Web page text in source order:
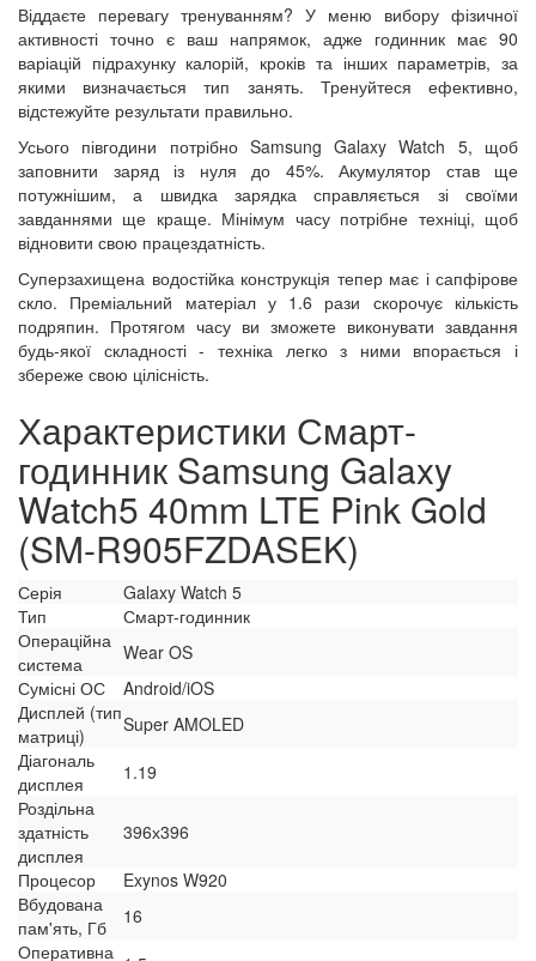
Віддаєте перевагу тренуванням? У меню вибору фізичної
активності точно є ваш напрямок, адже годинник має 90
варіацій підрахунку калорій, кроків та інших параметрів, за
якими визначається тип занять. Тренуйтеся ефективно,
відстежуйте результати правильно.
Усього півгодини потрібно Samsung Galaxy Watch 5, щоб
заповнити заряд із нуля до 45%. Акумулятор став ще
потужнішим, а швидка зарядка справляється зі своїми
завданнями ще краще. Мінімум часу потрібне техніці, щоб
відновити свою працездатність.
Суперзахищена водостійка конструкція тепер має і сапфірове
скло. Преміальний матеріал у 1.6 рази скорочує кількість
подряпин. Протягом часу ви зможете виконувати завдання
будь-якої складності - техніка легко з ними впорається і
збереже свою цілісність.
Характеристики Смарт-
годинник Samsung Galaxy
Watch5 40mm LTE Pink Gold
(SM-R905FZDASEK)
Серія
Galaxy Watch 5
Тип
Смарт-годинник
Операційна
система
Wear OS
Сумісні ОС
Android/iOS
Дисплей (тип
матриці)
Super AMOLED
Діагональ
дисплея
1.19
Роздільна
здатність
дисплея
396х396
Процесор
Exynos W920
Вбудована
пам'ять, Гб
16
Оперативна